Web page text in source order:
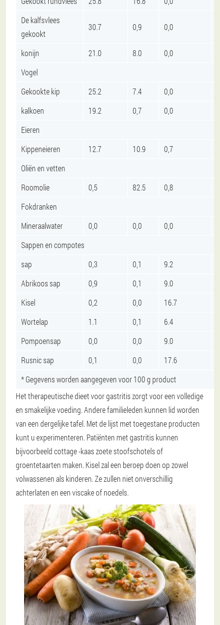
De kalfsvlees
gekookt
30.7 0,9 0,0
konijn 21.0 8.0 0,0
Vogel
Gekookte kip
25.2 7.4 0,0
kalkoen
19.2 0,7 0,0
Eieren
Kippeneieren
12.7 10.9 0,7
Oliën en vetten
Roomolie
0,5 82.5 0,8
Fokdranken
Mineraalwater
0,0 0,0 0,0
Sappen en compotes
sap
0,3 0,1 9.2
Abrikoos sap
0,9 0,1 9.0
Kisel
0,2 0,0 16.7
Wortelap
1.1 0,1 6.4
Pompoensap
0,0 0,0 9.0
Rusnic sap
0,1 0,0 17.6
* Gegevens worden aangegeven voor 100 g product
Het therapeutische dieet voor gastritis zorgt voor een volledige
en smakelijke voeding. Andere familieleden kunnen lid worden
van een dergelijke tafel. Met de lijst met toegestane producten
kunt u experimenteren. Patiënten met gastritis kunnen
bijvoorbeeld cottage -kaas zoete stoofschotels of
groentetaarten maken. Kisel zal een beroep doen op zowel
volwassenen als kinderen. Ze zullen niet onverschillig
achterlaten en een viscake of noedels.